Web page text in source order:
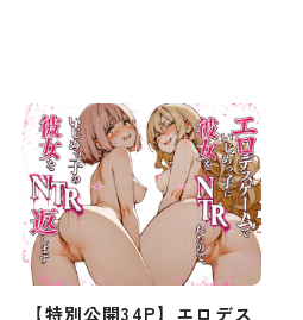
【特別公開34P】エロデス